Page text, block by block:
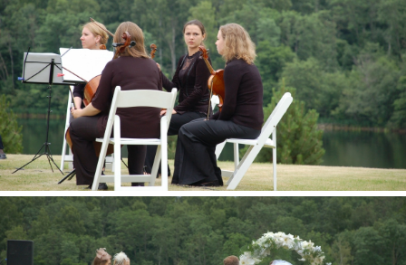
Event Equipment galerija
Restarano Natali galerija
Žvėryno smuklės galerija
Karvio dvaras galerija
Vestuvės Karvio Dvare
Boulingo salė Karvio dvare
Gimtadienio šventė Karvio dvare
Kambarių Interjeras Karvio dvare